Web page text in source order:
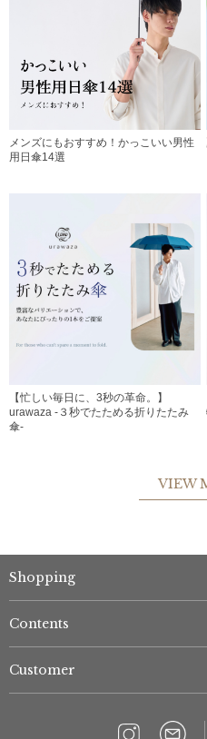
メンズにもおすすめ！かっこいい男性
用日傘14選
【忙しい毎日に、3秒の革命。】
urawaza -３秒でたためる折りたたみ
傘-
VIEW
Shopping
Contents
Customer